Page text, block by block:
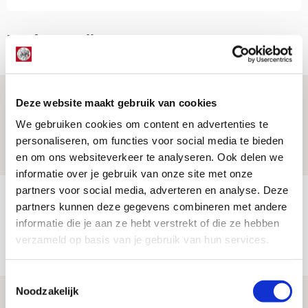
Deze website maakt gebruik van cookies
We gebruiken cookies om content en advertenties te
personaliseren, om functies voor social media te bieden
en om ons websiteverkeer te analyseren. Ook delen we
informatie over je gebruik van onze site met onze
partners voor social media, adverteren en analyse. Deze
partners kunnen deze gegevens combineren met andere
informatie die je aan ze hebt verstrekt of die ze hebben
verzameld op basis van je gebruik van hun services.
Noodzakelijk
Drie dingen die je moet weten over PEC
Zwolle - Ajax
08 AUGUSTUS 2026 - 12:32
NIEUWS
Míchels elf: met welke formatie begin
jij aan nieuw eredivisieseizoen?
08 AUGUSTUS 2026 - 11:34
Spelen bij Jong Ajax of Ajax 1? Dat